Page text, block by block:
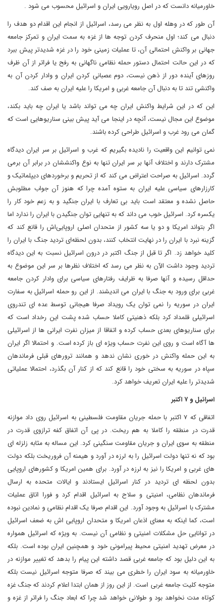
خاورمیانه دانست که در اصل رویارویی ایران و اسرائیل محسوب می شود .
آن طور که در وهله اول به نظر می رسد، اسرائیل از انجام این اقدام دو هدف را
دنبال می کند؛ اول منحرف کردن توجه ها از غزه به سمت ایران و تمرکز جامعه
جهانی بر واکنش احتمالی آن، تا عملیات زمینی خود را در غزه شدیدتر پیش ببرد
که در این حالت احتمال دستور حمله نظامی ناگهانی به رفح یا فراتر از آن ظرف
روزهای آینده دور از ذهن نیست، دوم عصبانی کردن ایران و وادار کردن آن به
واکنشی تند تا به دنبال آن جامعه غربی و امریکا را علیه ایران به صف کند.
این که در این شرایط واکنش ایران چه می تواند باشد یا ایران چه باید بکند،
موضوع این مجال نیست، آنچه در اینجا می آید پیش بینی سناریوهایی است که
گمان می رود غرب و اسرائیل طراحی کرده باشند.
نمی توانیم این واقعیت را نادیده بگیریم که غرب و اسرائیل بر سر ایران دیدگاه
مشترک دارند و اختلاف آنها بر سر ایران تنها به نوع واکنششان در برابر آن برمی
گردد. اسرائیل به صراحت اعتراض می کند که از تحریم و برخوردهای دیپلماتیک و
کارزارهای سیاسی علیه ایران به ستوه آمده چرا که هنوز آن جواب مطلوبش
حاصل نشده و معتقد است باید بی تعارف با ایران جنگید و به زعم خود کار را
یکسره کرد. اسرائیل خوب می داند که به تنهایی توان جنگیدن با ایران را ندارد اما
اگر بتواند امریکا و دو یا سه کشور از متحدان اصلی اروپایی‌اش را قانع کند که
گزینه نبرد با ایران را در نهایت انتخاب کنند، بدون لحظه‌ای تردید جنگ با ایران را
کلید خواهد زد. اگر تا قبل از جنگ اکتبر در درون اسرائیل نسبت به این دیدگاه
تردید وجود داشت الآن به نظر می رسد که اختلاف نظرها بر سر این موضوع به
حداقل رسیده و آنها صرفا به ظرایف رفتارهای سیاسی برای وادار کردن جامعه
غربی برای ورود به جنگ با ایران می اندیشند. از این رو حمله اسرائیل به سفارت
ایران در سوریه را نمی توان یک رویداد صرفا هیجانی توسط عده ای تندروی
اسرائیلی قلمداد کرد بلکه ذهنیتی کاملا حساب شده پشت این رخداد است که
برای سناریوهای بعدی حساب کرده و اتفاقا از میزان نفرت ایرانی ها از اسرائیلی
ها آگاه است و روی این نفرت حساب ویژه ای باز کرده است. و احتمالا اگر ایران
به این حمله واکنش در خوری نشان ندهد و همانند ترورهای قبلی فرماندهان
سپاه در سوریه به سختی خود را قانع کند که از کنار آن بگذرد، احتمالا عملیاتی
شدیدتر را علیه ایران تعریف خواهد کرد.
اسرائیل و ۷ اکتبر
اتفاقی که ۷ اکتبر با حمله جریان مقاومت فلسطینی به اسرائیل روی داد موازنه
قدرت در منطقه را کاملا به هم ریخت. در پی آن اتفاق کفه ترازوی قدرت در
منطقه به سوی ایران و جریان مقاومت سنگینی کرد. این مساله به مثابه زلزله ای
بود که نه تنها دولت اسرائیل را به لرزه در آورد و هیمنه آن فروریخت بلکه دولت
های غربی و امریکا را نیز به لرزه در آورد. برای همین امریکا و کشورهای اروپایی
بدون لحظه ای تردید در کنار اسرائیل ایستادند و ایالات متحده به ارسال
فرماندهان نظامی، امنیتی و سلاح به اسرائیل اقدام کرد و فورا اتاق عملیات
مشترک با اسرائیل به وجود آورد. این اقدام صرفا یک اقدام نظامی و نمادین نبوده
است، کما اینکه به معنای اذعان امریکا و متحدان اروپایی اش به ضعف اسرائیل
در توانایی حل مشکلات امنیتی و نظامی آن نیست. به ویژه که اسرائیل همواره
در معرض تهدید امنیتی محیط پیرامونی خود و همچنین ایران بوده است. بلکه
به این دلیل بود که جامعه غربی قصد داشته این پیام را بدهد که تغییر موازنه در
خاورمیانه به سود ایران را خطری می بیند که صرفا متوجه اسرائیل نیست بلکه
متوجه کلیت جامعه غربی است. از این روز از همان ابتدا اعلام کردند که جنگ غزه
کوتاه مدت نخواهد بود و طولانی خواهد شد چرا که ابعاد جنگ را فراتر از غزه و